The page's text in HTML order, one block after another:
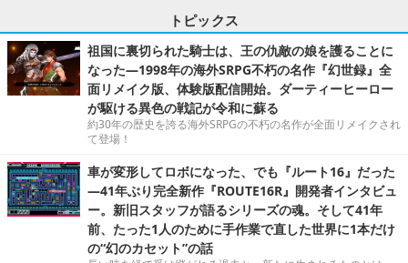
トピックス
祖国に裏切られた騎士は、王の仇敵の娘を護ることに
なった―1998年の海外SRPG不朽の名作『幻世録』全
面リメイク版、体験版配信開始。ダーティーヒーロー
が駆ける異色の戦記が令和に蘇る
約30年の歴史を誇る海外SRPGの不朽の名作が全面リメイクされ
て登場！
車が変形してロボになった、でも『ルート16』だった
―41年ぶり完全新作『ROUTE16R』開発者インタビュ
ー。新旧スタッフが語るシリーズの魂。そして41年
前、たった1人のために手作業で直した世界に1本だけ
の“幻のカセット”の話